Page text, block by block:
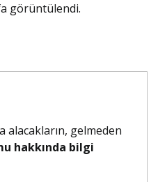
görüntülendi.
alacakların, gelmeden
hakkında bilgi